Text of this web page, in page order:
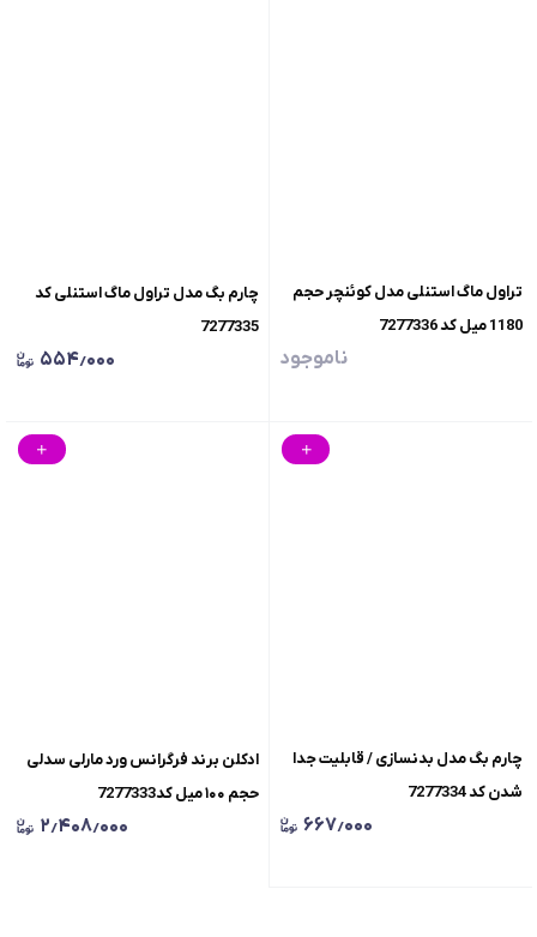
تراول ماگ استنلی مدل کوئنچر حجم
1180 میل کد 7277336
ناموجود
چارم بگ مدل تراول ماگ استنلی کد
7277335
۵۵۴٫۰۰۰
چارم بگ مدل بدنسازی / قابلیت جدا
شدن کد 7277334
۶۶۷٫۰۰۰
ادکلن برند فرگرانس ورد مارلی سدلی
حجم ۱۰۰ میل کد7277333
۲٫۴۰۸٫۰۰۰